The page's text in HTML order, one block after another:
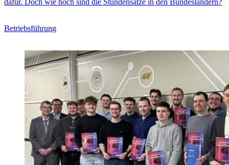
Betriebsführung